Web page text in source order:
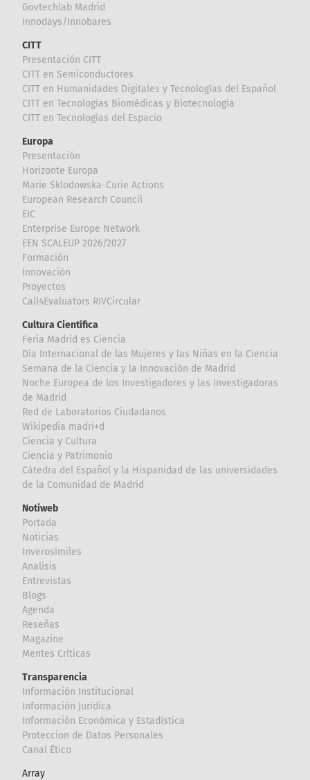
Govtechlab Madrid
Innodays/Innobares
CITT
Presentación CITT
CITT en Semiconductores
CITT en Humanidades Digitales y Tecnologías del Español
CITT en Tecnologías Biomédicas y Biotecnología
CITT en Tecnologías del Espacio
Europa
Presentación
Horizonte Europa
Marie Sklodowska-Curie Actions
European Research Council
EIC
Enterprise Europe Network
EEN SCALEUP 2026/2027
Formación
Innovación
Proyectos
Call4Evaluators RIVCircular
Cultura Científica
Feria Madrid es Ciencia
Día Internacional de las Mujeres y las Niñas en la Ciencia
Semana de la Ciencia y la Innovación de Madrid
Noche Europea de los Investigadores y las Investigadoras
de Madrid
Red de Laboratorios Ciudadanos
Wikipedia madri+d
Ciencia y Cultura
Ciencia y Patrimonio
Cátedra del Español y la Hispanidad de las universidades
de la Comunidad de Madrid
Notiweb
Portada
Noticias
Inverosímiles
Analisis
Entrevistas
Blogs
Agenda
Reseñas
Magazine
Mentes Críticas
Transparencia
Información Institucional
Información Jurídica
Información Económica y Estadística
Proteccion de Datos Personales
Canal Ético
Array